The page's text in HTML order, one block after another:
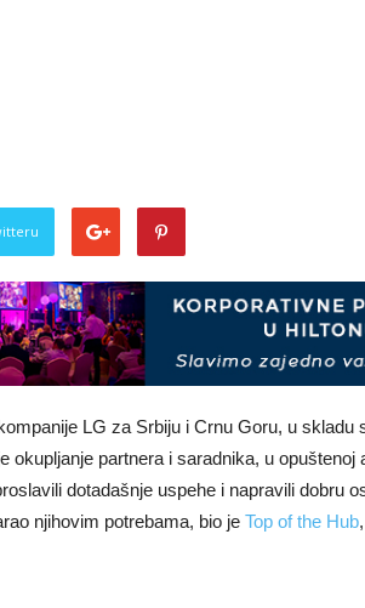
LG za Srbiju i Crnu Goru, u skladu
okupljanje partnera i saradnika, u opuštenoj
dotadašnje uspehe i napravili dobru
njihovim potrebama, bio je Top of the Hub